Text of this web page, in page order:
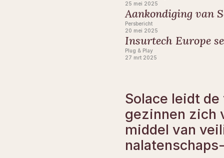
25 mei 2025
Aankondiging van
Persbericht
20 mei 2025
Insurtech Europe
Plug & Play
27 mrt 2025
Solace leidt
gezinnen zich
middel van